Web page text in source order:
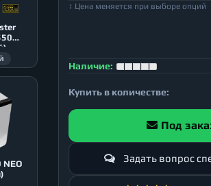
NEO
↕ Цена меняется при выборе опций
Наличие:
Купить в количестве:
Под
Задать вопрос